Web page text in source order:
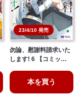
23/4/10 発売
勿論、慰謝料請求いた
します! 6 【コミッ…
本を買う